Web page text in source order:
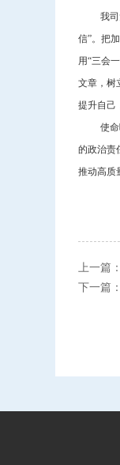
我
信”。把
用“三会
文章，树
提升自己
使
的政治责
推动高质
上一篇：
下一篇：